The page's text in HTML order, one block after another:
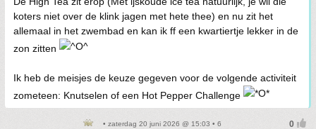
koters niet over de klink jagen met hete thee) en nu zit het
allemaal in het zwembad en kan ik ff een kwartiertje lekker in de
zon zitten
Ik heb de meisjes de keuze gegeven voor de volgende activiteit
zometeen: Knutselen of een Hot Pepper Challenge
• zaterdag 20 juni 2026 @ 15:03 • 6